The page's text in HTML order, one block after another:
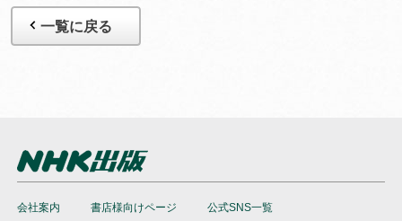
一覧に戻る
会社案内 書店様向けページ 公式SNS一覧